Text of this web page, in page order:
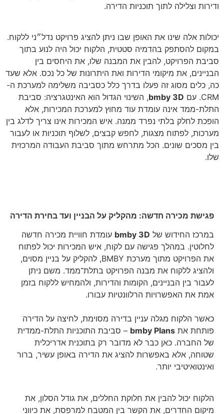
ודירות וצלילה לתוך תוכניות הדירה.
יכולות אלה שינו את האופן שבו ניתן להציג פרויקט נדל״ני ללקוח.
במקום להסתפק בהדמיה סטטית, הלקוח יכול היה לנוע בתוך
סביבת הפרויקט, להבין את המבנה שלו, את היחסים בין
הבניינים, את מיקומי הדירות ואת היתרונות של כל נכס. אלא שעד
כה, כלים מסוג זה פעלו בדרך כלל כסביבה משלימה למערכת ה-
CRM. עם
bmby 3D, השינוי הגדול הוא האינטגרציה: סביבת
התלת-ממד אינה עומדת עוד מחוץ למערכת המכירות, אלא
הופכת לחלק בלתי נפרד ממנה. איש המכירות אינו צריך לדלג בין
מערכות, לפתוח מצגות, לחפש קבצים, לשלוף תוכניות או לעבור
בין מסכים שונים. הכל מתרחש מתוך סביבת העבודה המרכזית
שלו.
פגישת מכירה חדשה: מהקליק על הבניין ועד בחירת הדירה
במרכז החידוש של bmby 3D עומדת חוויית מכירה חדשה
לחלוטין. במהלך פגישה עם לקוח, איש המכירות יכול לפתוח
את הפרויקט מתוך מערכת BMBY, להקליק על בניין מסוים,
ולהציג ללקוח את מבנה הפרויקט בתלת־ממד. משם ניתן
לעבור בין הבניינים, הקומות והדירות, ולהמחיש ללקוח בזמן
אמת את האפשרויות הרלוונטיות עבורו.
כאשר הלקוח מגלה עניין בדירה מסוימת, לחיצה על הדירה
פותחת את bmby Plans – סביבת התוכניות התלת-ממדית
של החברה. כאן כבר לא מדובר רק בתוכנית אדריכלית
שטוחה, אלא באפשרות להציג את הדירה באופן עשיר, ברור
ואינטואיטיבי יותר.
הלקוח יכול להבין את חלוקת החללים, את גודל הסלון, את
מיקום החדרים, את הקשר בין המטבח למרפסת, את כיווני